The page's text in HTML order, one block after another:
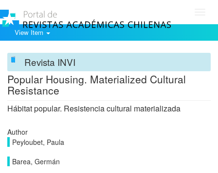
View Item
Revista INVI
Popular Housing. Materialized Cultural
Resistance
Hábitat popular. Resistencia cultural materializada
Author
Peyloubet, Paula
Barea, Germán